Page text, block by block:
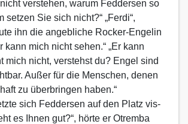
verstehen, warum Feddersen so
setzen Sie sich nicht?“ „Ferdi“,
ihn die angebliche Rocker-Engelin
kann mich nicht sehen.“ „Er kann
mich nicht, verstehst du? Engel sind
Außer für die Menschen, denen
zu überbringen haben.“
sich Feddersen auf den Platz vis-
es Ihnen gut?“, hörte er Otremba